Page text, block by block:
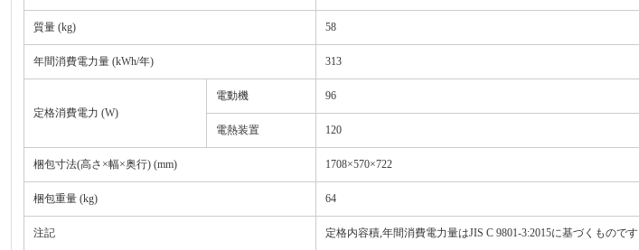
質量 (kg) 58
年間消費電力量 (kWh/年) 313
定格消費電力 (W)
電動機 96
電熱装置 120
梱包寸法(高さ×幅×奥行) (mm) 1708×570×722
梱包重量 (kg) 64
注記 定格内容積,年間消費電力量はJIS C 9801-3:2015に基づくものです